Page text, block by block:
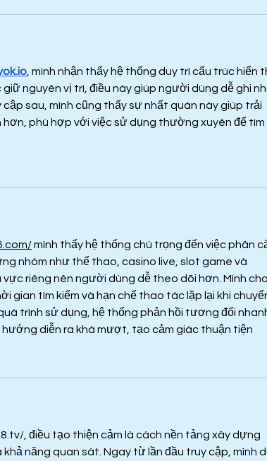
, mình nhận thấy hệ thống duy trì cấu trúc hiển
nguyên vị trí, điều này giúp người dùng dễ ghi
sau, mình cũng thấy sự nhất quán này giúp trải
phù hợp với việc sử dụng thường xuyên để tìm
mình thấy hệ thống chú trọng đến việc phân
nhóm như thể thao, casino live, slot game và
riêng nên người dùng dễ theo dõi hơn. Mình cho
gian tìm kiếm và hạn chế thao tác lặp lại khi
trình sử dụng, hệ thống phản hồi tương đối
diễn ra khá mượt, tạo cảm giác thuận tiện
, điều tạo thiện cảm là cách nền tảng xây dựng
năng quan sát. Ngay từ lần đầu truy cập, mình